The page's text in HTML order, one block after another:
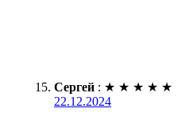
Сергей : ★ ★ ★ ★ ★
22.12.2024